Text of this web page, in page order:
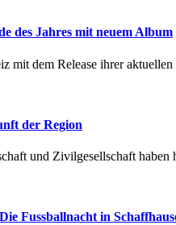
des Jahres mit neuem Album
mit dem Release ihrer
der Region
und Zivilgesellschaft
Fussballnacht in